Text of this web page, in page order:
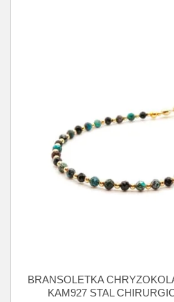
BRANSOLETKA
KAM927 STAL